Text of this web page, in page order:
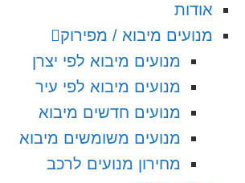
אודות
מנועים מיבוא / מפירוק
מנועים מיבוא לפי יצרן
מנועים מיבוא לפי עיר
מנועים חדשים מיבוא
מנועים משומשים מיבוא
מחירון מנועים לרכב